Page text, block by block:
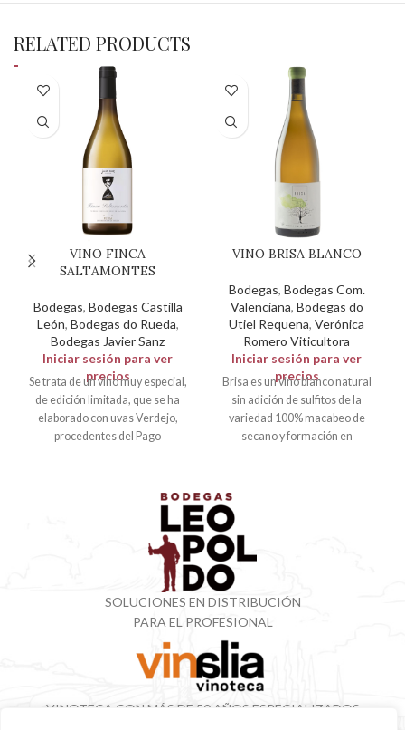
RELATED PRODUCTS
VINO FINCA
SALTAMONTES
Bodegas, Bodegas Castilla
León, Bodegas do Rueda,
Bodegas Javier Sanz
Iniciar sesión para ver
precios
Se trata de un vino muy especial,
de edición limitada, que se ha
elaborado con uvas Verdejo,
procedentes del Pago
VINO BRISA BLANCO
Bodegas, Bodegas Com.
Valenciana, Bodegas do
Utiel Requena,Verónica
Romero Viticultora
Iniciar sesión para ver
precios
Brisa es un vino blanco natural
sin adición de sulfitos de la
variedad 100% macabeo de
secano y formación en
SOLUCIONES EN DISTRIBUCIÓN
PARA EL PROFESIONAL
VINOTECA CON MÁS DE 50 AÑOS ESPECIALIZADOS